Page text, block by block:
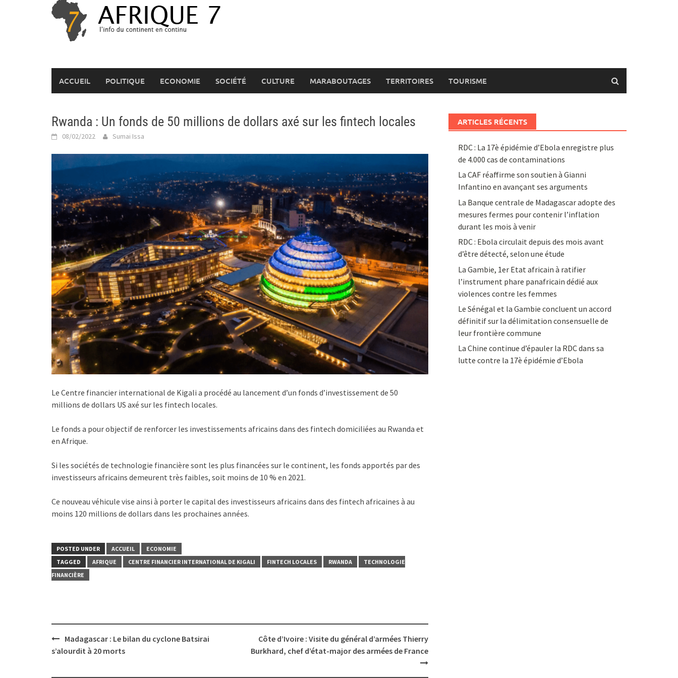
ACCUEIL POLITIQUE ECONOMIE SOCIÉTÉ CULTURE MARABOUTAGES TERRITOIRES TOURISME
Rwanda : Un fonds de 50 millions de dollars axé sur les fintech locales
08/02/2022 Sumai Issa
Le Centre financier international de Kigali a procédé au lancement d’un fonds d’investissement de 50
millions de dollars US axé sur les fintech locales.
Le fonds a pour objectif de renforcer les investissements africains dans des fintech domiciliées au Rwanda et
en Afrique.
Si les sociétés de technologie financière sont les plus financées sur le continent, les fonds apportés par des
investisseurs africains demeurent très faibles, soit moins de 10 % en 2021.
Ce nouveau véhicule vise ainsi à porter le capital des investisseurs africains dans des fintech africaines à au
moins 120 millions de dollars dans les prochaines années.
POSTED UNDER ACCUEIL
ECONOMIE
TAGGED
AFRIQUE CENTRE FINANCIER INTERNATIONAL DE KIGALI FINTECH LOCALES RWANDA
TECHNOLOGIE
FINANCIÈRE
Post
navigation
Madagascar : Le bilan du cyclone Batsirai
s’alourdit à 20 morts
Côte d’Ivoire : Visite du général d’armées Thierry
Burkhard, chef d’état-major des armées de France
ARTICLES RÉCENTS
RDC : La 17è épidémie d’Ebola enregistre plus
de 4.000 cas de contaminations
La CAF réaffirme son soutien à Gianni
Infantino en avançant ses arguments
La Banque centrale de Madagascar adopte des
mesures fermes pour contenir l’inflation
durant les mois à venir
RDC : Ebola circulait depuis des mois avant
d’être détecté, selon une étude
La Gambie, 1er Etat africain à ratifier
l’instrument phare panafricain dédié aux
violences contre les femmes
Le Sénégal et la Gambie concluent un accord
définitif sur la délimitation consensuelle de
leur frontière commune
La Chine continue d’épauler la RDC dans sa
lutte contre la 17è épidémie d’Ebola